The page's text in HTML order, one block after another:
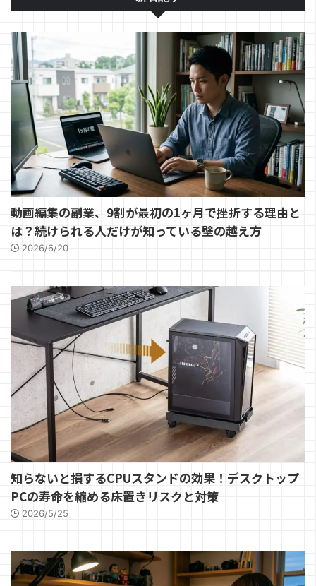
動画編集の副業、9割が最初の1ヶ月で挫折する理由と
は？続けられる人だけが知っている壁の越え方
2026/6/20
知らないと損するCPUスタンドの効果！デスクトップ
PCの寿命を縮める床置きリスクと対策
2026/5/25